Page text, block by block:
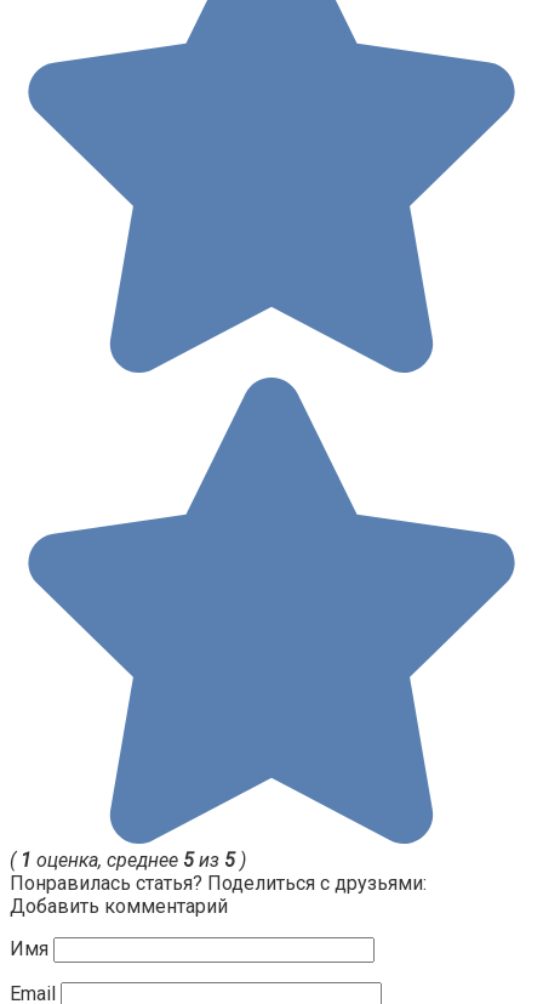
( 1 оценка, среднее 5из 5)
Понравилась статья? Поделиться с друзьями:
Добавить комментарий
Имя
Email